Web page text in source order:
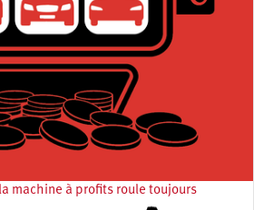
machine à profits roule toujours